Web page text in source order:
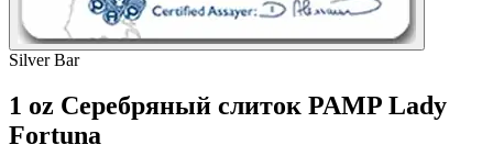
Silver Bar
1 oz Серебряный слиток PAMP Lady
Fortuna